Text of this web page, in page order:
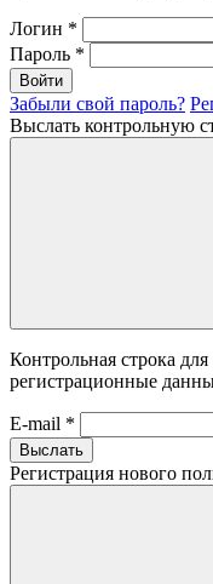
Логин *
Пароль *
Войти
Забыли свой пароль?
Выслать контрольную
Контрольная строка
регистрационные
E-mail *
Выслать
Регистрация нового